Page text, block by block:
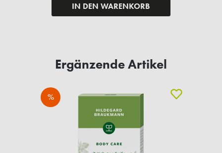
IN DEN WARENKORB
Ergänzende Artikel
%